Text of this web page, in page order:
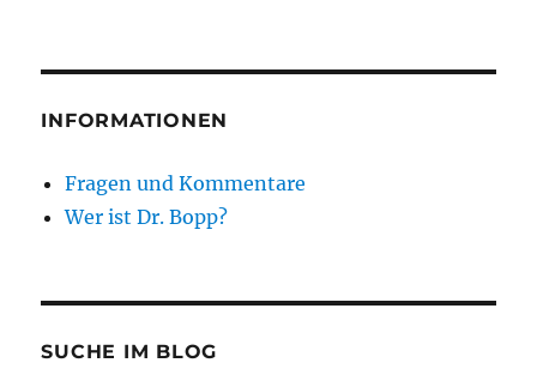
INFORMATIONEN
Fragen und Kommentare
Wer ist Dr. Bopp?
SUCHE IM BLOG